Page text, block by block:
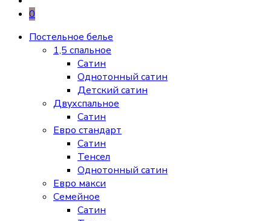
0
Постельное белье
1,5 спальное
Сатин
Однотонный сатин
Детский сатин
Двухспальное
Сатин
Евро стандарт
Сатин
Тенсел
Однотонный сатин
Евро макси
Семейное
Сатин